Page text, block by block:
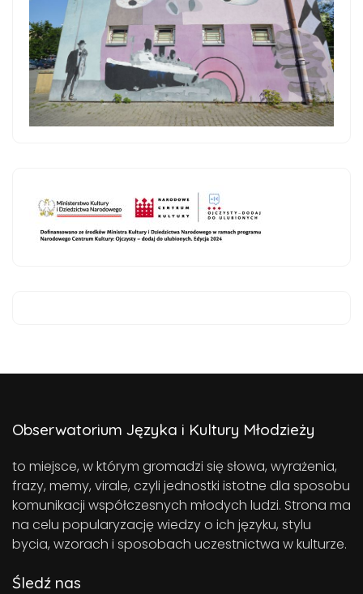
Obserwatorium Języka i Kultury Młodzieży
to miejsce, w którym gromadzi się słowa, wyrażenia,
frazy, memy, virale, czyli jednostki istotne dla sposobu
komunikacji współczesnych młodych ludzi. Strona ma
na celu popularyzację wiedzy o ich języku, stylu
bycia, wzorach i sposobach uczestnictwa w kulturze.
Śledź nas